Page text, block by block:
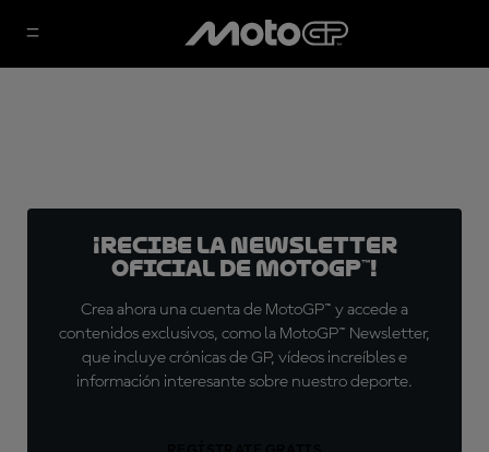
¡Recibe la Newsletter
oficial de MotoGP™!
Crea ahora una cuenta de MotoGP™ y accede a
contenidos exclusivos, como la MotoGP™ Newsletter,
que incluye crónicas de GP, vídeos increíbles e
información interesante sobre nuestro deporte.